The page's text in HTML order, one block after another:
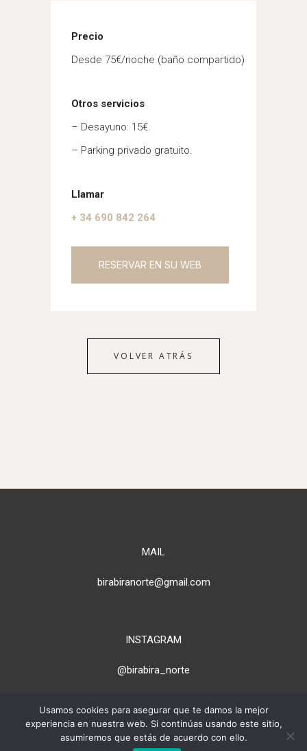
Precio
Desde 75€/noche (baño compartido)
Otros servicios
– Desayuno: 15€.
– Parking privado gratuito.
Llamar
+ 34 690 842 264
RESERVAR EN SU WEB
VOLVER ATRÁS
MAIL
birabiranorte@gmail.com
INSTAGRAM
@birabira_norte
> PARA PROPIETARIOS
Usamos cookies para asegurar que te damos la mejor
experiencia en nuestra web. Si continúas usando este sitio,
asumiremos que estás de acuerdo con ello.